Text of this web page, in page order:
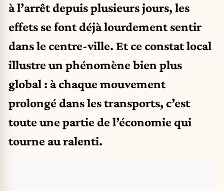
à l’arrêt depuis plusieurs jours, les
effets se font déjà lourdement sentir
dans le centre-ville. Et ce constat local
illustre un phénomène bien plus
global : à chaque mouvement
prolongé dans les transports, c’est
toute une partie de l’économie qui
tourne au ralenti.